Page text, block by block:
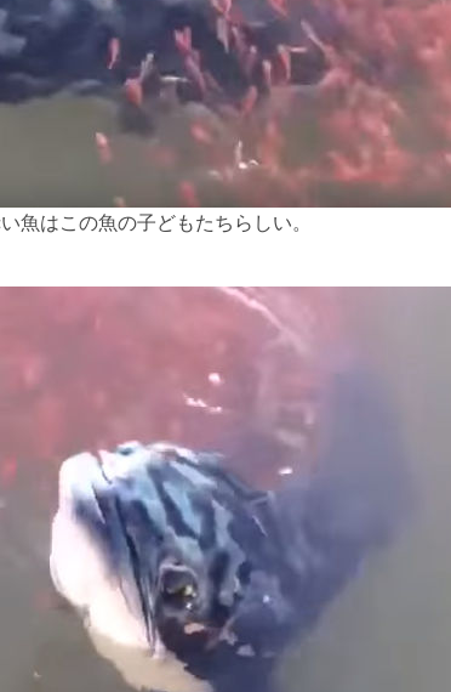
魚はこの魚の子どもたちらしい。